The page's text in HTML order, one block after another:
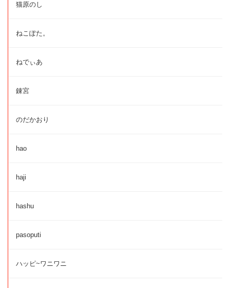
猫原のし
ねこぽた。
ねでぃあ
錬宮
のだかおり
hao
haji
hashu
pasoputi
ハッピ~ワニワニ